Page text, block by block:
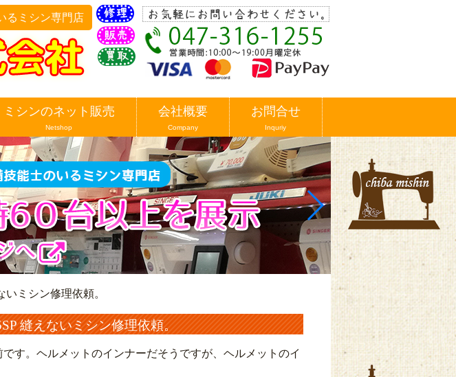
るミシン専門店
ミシンのネット販売
Netshop
会社概要
Company
お問合せ
Inquriy
ミシン修理依頼。
縫えないミシン修理依頼。
す。ヘルメットのインナーだそうですが、ヘルメットのイ